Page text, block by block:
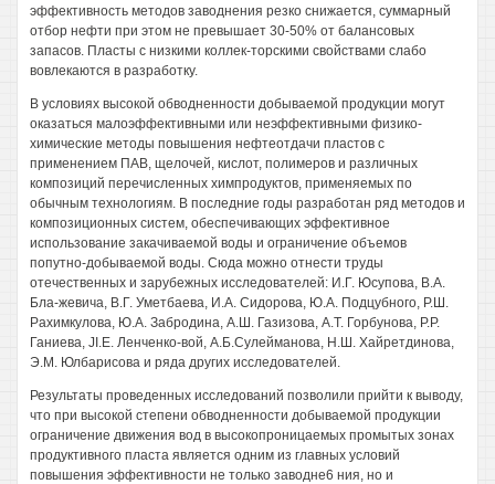
эффективность методов заводнения резко снижается, суммарный
отбор нефти при этом не превышает 30-50% от балансовых
запасов. Пласты с низкими коллек-торскими свойствами слабо
вовлекаются в разработку.
В условиях высокой обводненности добываемой продукции могут
оказаться малоэффективными или неэффективными физико-
химические методы повышения нефтеотдачи пластов с
применением ПАВ, щелочей, кислот, полимеров и различных
композиций перечисленных химпродуктов, применяемых по
обычным технологиям. В последние годы разработан ряд методов и
композиционных систем, обеспечивающих эффективное
использование закачиваемой воды и ограничение объемов
попутно-добываемой воды. Сюда можно отнести труды
отечественных и зарубежных исследователей: И.Г. Юсупова, В.А.
Бла-жевича, В.Г. Уметбаева, И.А. Сидорова, Ю.А. Подцубного, Р.Ш.
Рахимкулова, Ю.А. Забродина, А.Ш. Газизова, А.Т. Горбунова, P.P.
Ганиева, JI.E. Ленченко-вой, А.Б.Сулейманова, Н.Ш. Хайретдинова,
Э.М. Юлбарисова и ряда других исследователей.
Результаты проведенных исследований позволили прийти к выводу,
что при высокой степени обводненности добываемой продукции
ограничение движения вод в высокопроницаемых промытых зонах
продуктивного пласта является одним из главных условий
повышения эффективности не только заводне6 ния, но и